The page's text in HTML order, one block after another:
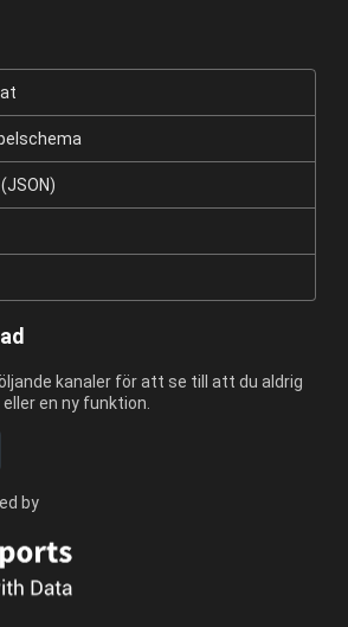
kanaler för att se till att du aldrig
en ny funktion.
by